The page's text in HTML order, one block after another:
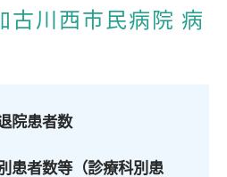
古川西市民病院 病
院患者数
患者数等（診療科別患